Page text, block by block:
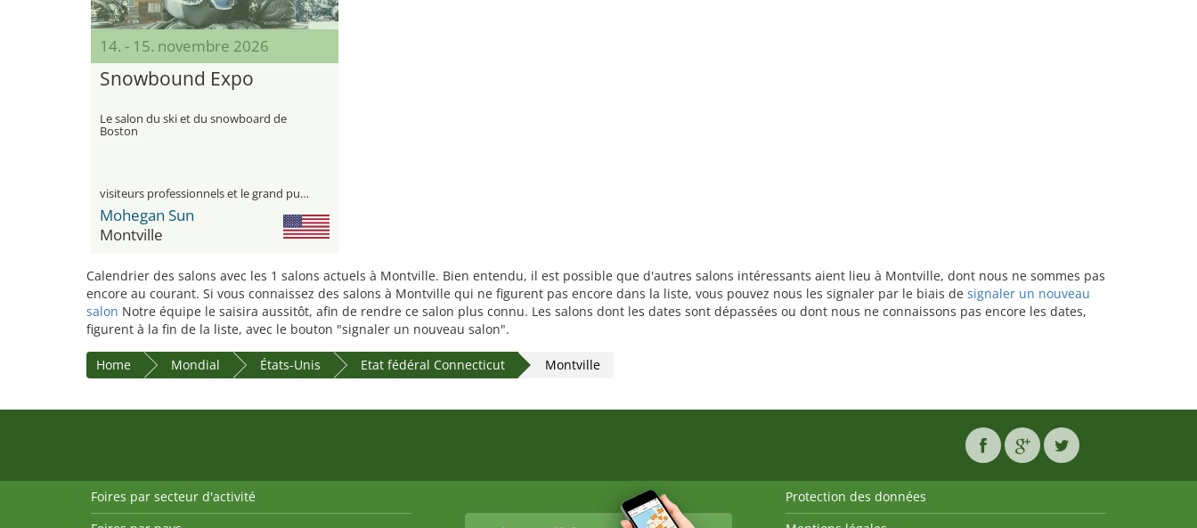
14. - 15. novembre 2026
Snowbound Expo
Le salon du ski et du snowboard de
Boston
visiteurs professionnels et le grand public
Mohegan Sun
Montville
Calendrier des salons avec les 1 salons actuels à Montville. Bien entendu, il est possible que d'autres salons intéressants aient lieu à Montville, dont nous ne sommes pas
encore au courant. Si vous connaissez des salons à Montville qui ne figurent pas encore dans la liste, vous pouvez nous les signaler par le biais de signaler un nouveau
salon Notre équipe le saisira aussitôt, afin de rendre ce salon plus connu. Les salons dont les dates sont dépassées ou dont nous ne connaissons pas encore les dates,
figurent à la fin de la liste, avec le bouton "signaler un nouveau salon".
Home Mondial États-Unis Etat fédéral Connecticut Montville
Foires par secteur d'activité
Protection des données